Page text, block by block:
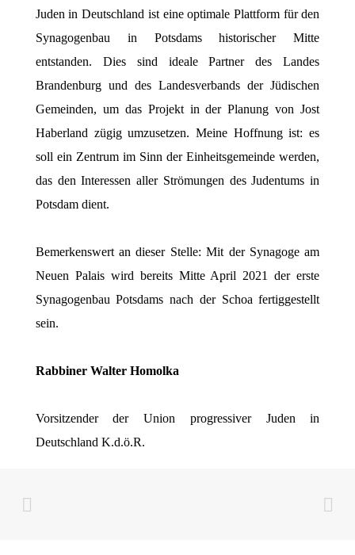
Juden in Deutschland ist eine optimale Plattform für den
Synagogenbau in Potsdams historischer Mitte
entstanden. Dies sind ideale Partner des Landes
Brandenburg und des Landesverbands der Jüdischen
Gemeinden, um das Projekt in der Planung von Jost
Haberland zügig umzusetzen. Meine Hoffnung ist: es
soll ein Zentrum im Sinn der Einheitsgemeinde werden,
das den Interessen aller Strömungen des Judentums in
Potsdam dient.
Bemerkenswert an dieser Stelle: Mit der Synagoge am
Neuen Palais wird bereits Mitte April 2021 der erste
Synagogenbau Potsdams nach der Schoa fertiggestellt
sein.
Rabbiner Walter Homolka
Vorsitzender der Union progressiver Juden in
Deutschland K.d.ö.R.